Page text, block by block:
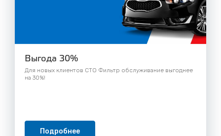
Выгода 30%
Для новых клиентов СТО Фильтр обслуживание выгоднее
на 30%!
Подробнее